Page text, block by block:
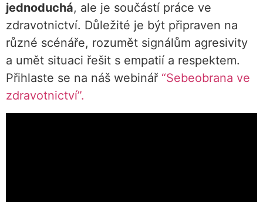
jednoduchá, ale je součástí práce ve
zdravotnictví. Důležité je být připraven na
různé scénáře, rozumět signálům agresivity
a umět situaci řešit s empatií a respektem.
Přihlaste se na náš webinář “Sebeobrana ve
zdravotnictví”.